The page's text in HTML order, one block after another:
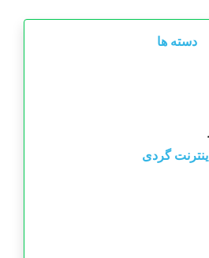
دسته ها
اینترنت گردی